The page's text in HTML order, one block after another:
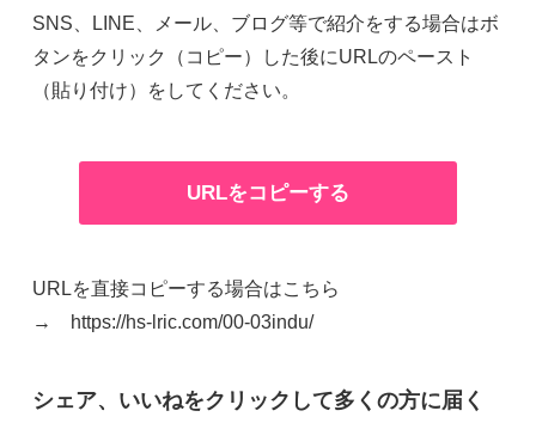
SNS、LINE、メール、ブログ等で紹介をする場合はボ
タンをクリック（コピー）した後にURLのペースト
（貼り付け）をしてください。
URLをコピーする
URLを直接コピーする場合はこちら
→ https://hs-lric.com/00-03indu/
シェア、いいねをクリックして多くの方に届く